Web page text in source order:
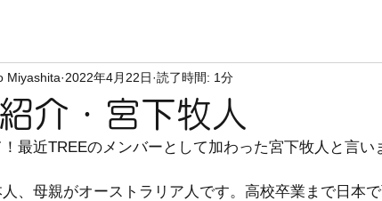
介・宮下牧人
Miyashita 2022年4月22日 読了時間: 1分
最近TREEのメンバーとして加わった宮下牧人と言い
、母親がオーストラリア人です。高校卒業まで日本